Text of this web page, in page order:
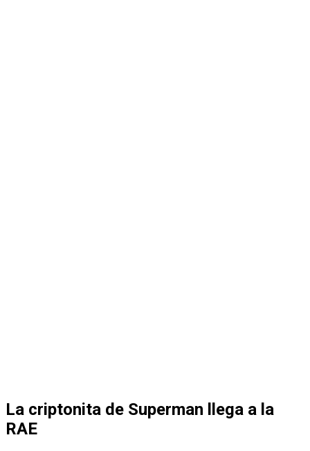
La criptonita de Superman llega a la
RAE